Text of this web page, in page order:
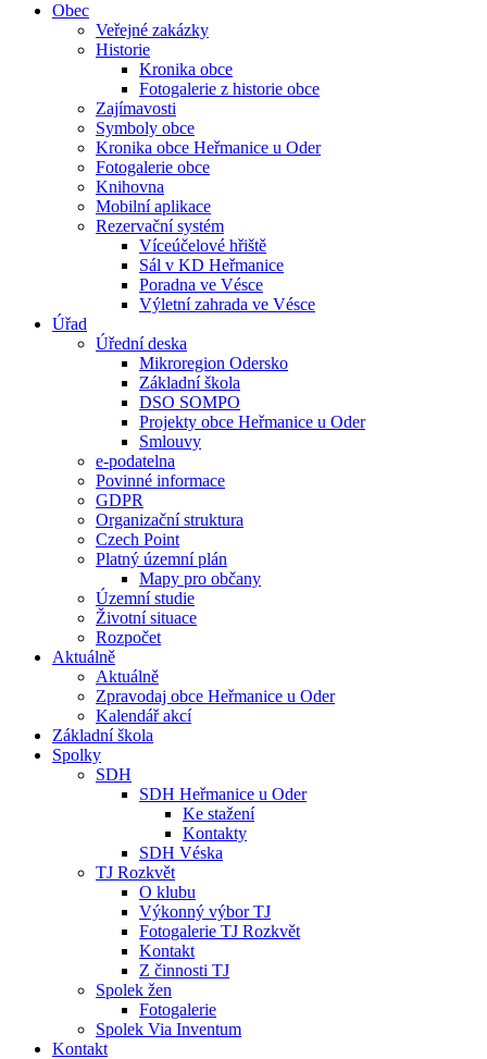
Obec
Veřejné zakázky
Historie
Kronika obce
Fotogalerie z historie obce
Zajímavosti
Symboly obce
Kronika obce Heřmanice u Oder
Fotogalerie obce
Knihovna
Mobilní aplikace
Rezervační systém
Víceúčelové hřiště
Sál v KD Heřmanice
Poradna ve Vésce
Výletní zahrada ve Vésce
Úřad
Úřední deska
Mikroregion Odersko
Základní škola
DSO SOMPO
Projekty obce Heřmanice u Oder
Smlouvy
e-podatelna
Povinné informace
GDPR
Organizační struktura
Czech Point
Platný územní plán
Mapy pro občany
Územní studie
Životní situace
Rozpočet
Aktuálně
Aktuálně
Zpravodaj obce Heřmanice u Oder
Kalendář akcí
Základní škola
Spolky
SDH
SDH Heřmanice u Oder
Ke stažení
Kontakty
SDH Véska
TJ Rozkvět
O klubu
Výkonný výbor TJ
Fotogalerie TJ Rozkvět
Kontakt
Z činnosti TJ
Spolek žen
Fotogalerie
Spolek Via Inventum
Kontakt